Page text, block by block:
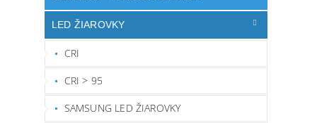
LED ŽIAROVKY
CRI
CRI > 95
SAMSUNG LED ŽIAROVKY